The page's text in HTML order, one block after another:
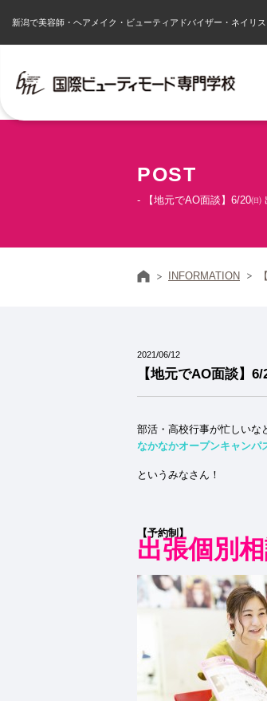
新潟で美容師・ヘアメイク・ビューティアドバイザー・ネイリ
POST
- 【地元でAO面談】6/20㈰
ホームINFORMATION
2021/06/12
【地元でAO面談】
部活・高校行事が忙しいな
なかなかオープンキャン
というみなさん！
【予約制】
出張個別